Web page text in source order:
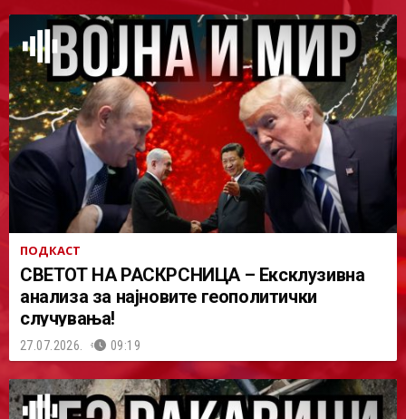
ПОДКАСТ
СВЕТОТ НА РАСКРСНИЦА – Ексклузивна
анализа за најновите геополитички
случувања!
27.07.2026. 09:19